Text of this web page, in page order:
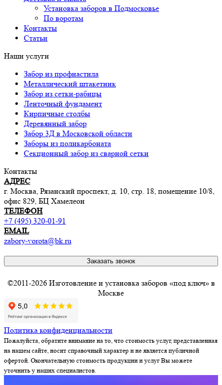
Установка заборов в Подмосковье
По воротам
Контакты
Статьи
Наши услуги
Забор из профнастила
Металлический штакетник
Забор из сетки-рабицы
Ленточный фундамент
Кирпичные столбы
Деревянный забор
Забор 3Д в Московской области
Заборы из поликарбоната
Секционный забор из сварной сетки
Контакты
АДРЕС
г. Москва, Рязанский проспект, д. 10, стр. 18, помещение 10/8,
офис 829, БЦ Хамелеон
ТЕЛЕФОН
+7 (495) 320-01-91
EMAIL
zabory-vorota@bk.ru
Заказать звонок
©2011-2026 Изготовление и установка заборов «под ключ» в
Москве
Политика конфиденциальности
Пожалуйста, обратите внимание на то, что стоимость услуг, представленная
на нашем сайте, носит справочный характер и не является публичной
офертой. Окончательную стоимость продукции и услуг Вы можете
уточнить у наших специалистов.